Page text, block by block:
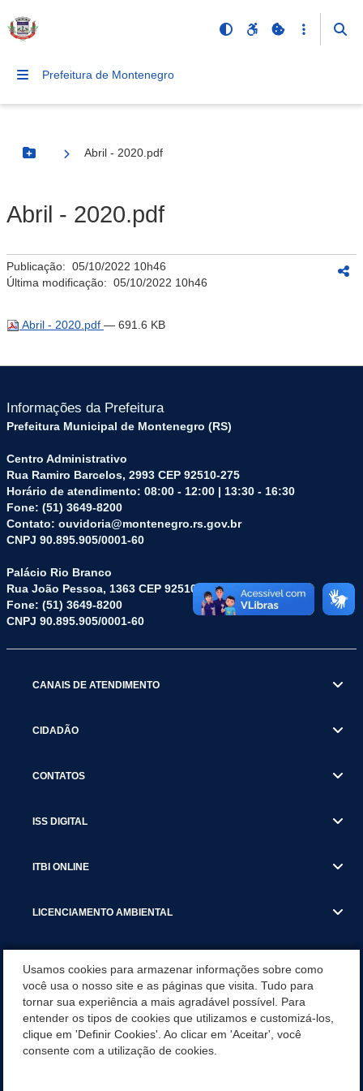
Prefeitura de Montenegro
Botão Menu
Abril - 2020.pdf
Abril - 2020.pdf
Publicação: 05/10/2022 10h46
Última modificação: 05/10/2022 10h46
Abril - 2020.pdf — 691.6 KB
Informações da Prefeitura
Prefeitura Municipal de Montenegro (RS)
Centro Administrativo
Rua Ramiro Barcelos, 2993 CEP 92510-275
Horário de atendimento: 08:00 - 12:00 | 13:30 - 16:30
Fone: (51) 3649-8200
Contato: ouvidoria@montenegro.rs.gov.br
CNPJ 90.895.905/0001-60
Palácio Rio Branco
Rua João Pessoa, 1363 CEP 92510-045
Fone: (51) 3649-8200
CNPJ 90.895.905/0001-60
CANAIS DE ATENDIMENTO
CIDADÃO
CONTATOS
ISS DIGITAL
ITBI ONLINE
LICENCIAMENTO AMBIENTAL
SERVIÇOS
SERVIÇOS DO DEPARTAMENTO DE RECEITA MUNICIPAL
Usamos cookies para armazenar informações sobre como
você usa o nosso site e as páginas que visita. Tudo para
tornar sua experiência a mais agradável possível. Para
entender os tipos de cookies que utilizamos e customizá-los,
clique em 'Definir Cookies'. Ao clicar em 'Aceitar', você
consente com a utilização de cookies.